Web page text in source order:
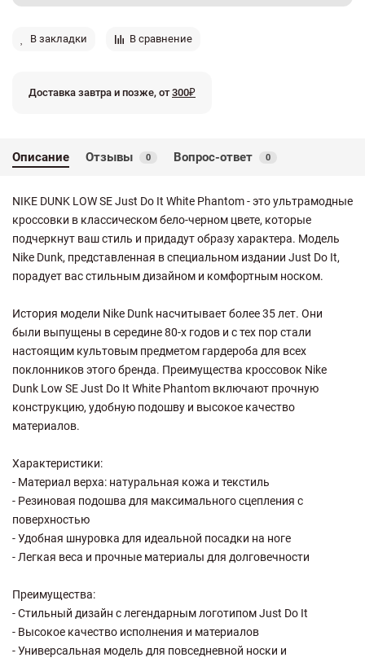
В закладки В сравнение
Доставка завтра и позже, от300₽
Описание Отзывы 0 Вопрос-ответ 0
NIKE DUNK LOW SE Just Do It White Phantom - это ультрамодные
кроссовки в классическом бело-черном цвете, которые
подчеркнут ваш стиль и придадут образу характера. Модель
Nike Dunk, представленная в специальном издании Just Do It,
порадует вас стильным дизайном и комфортным носком.
История модели Nike Dunk насчитывает более 35 лет. Они
были выпущены в середине 80-х годов и с тех пор стали
настоящим культовым предметом гардероба для всех
поклонников этого бренда. Преимущества кроссовок Nike
Dunk Low SE Just Do It White Phantom включают прочную
конструкцию, удобную подошву и высокое качество
материалов.
Характеристики:
- Материал верха: натуральная кожа и текстиль
- Резиновая подошва для максимального сцепления с
поверхностью
- Удобная шнуровка для идеальной посадки на ноге
- Легкая веса и прочные материалы для долговечности
Преимущества:
- Стильный дизайн с легендарным логотипом Just Do It
- Высокое качество исполнения и материалов
- Универсальная модель для повседневной носки и